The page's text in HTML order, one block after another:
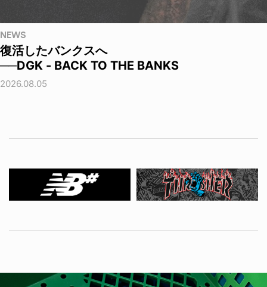
NEWS
復活したバンクスへ
──DGK - BACK TO THE BANKS
2026.08.05